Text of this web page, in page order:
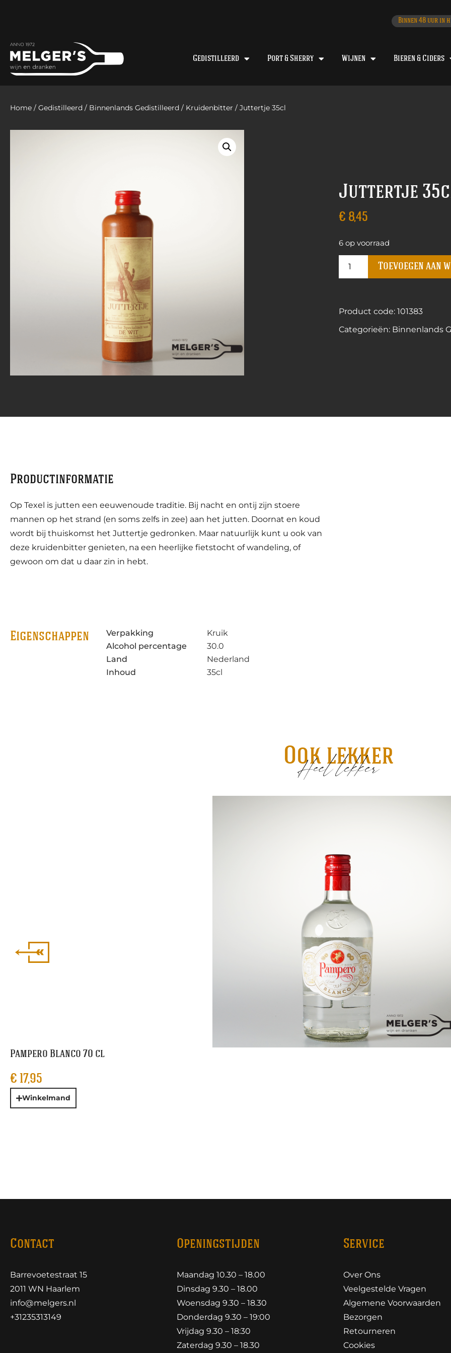
Binnen 48 uur in
Gedistilleerd Port & Sherry Wijnen Bieren & Ciders
Home / Gedistilleerd / Binnenlands Gedistilleerd / Kruidenbitter / Juttertje 35cl
Juttertje
€ 8,45
6 op voorraad
Toevoegen aan
Product code: 101383
Categorieën: Binnenlands
Productinformatie
Op Texel is jutten een eeuwenoude traditie. Bij nacht en ontij zijn stoere
mannen op het strand (en soms zelfs in zee) aan het jutten. Doornat en koud
wordt bij thuiskomst het Juttertje gedronken. Maar natuurlijk kunt u ook van
deze kruidenbitter genieten, na een heerlijke fietstocht of wandeling, of
gewoon om dat u daar zin in hebt.
Eigenschappen Verpakking
Kruik
Alcohol percentage
30.0
Land
Nederland
Inhoud
35cl
Ook lekker
Heel lekker
Pampero Blanco 70 cl
€ 17,95
Winkelmand
Contact
Barrevoetestraat 15
2011 WN Haarlem
info@melgers.nl
+31235313149
Openingstijden
Maandag 10.30 – 18.00
Dinsdag 9.30 – 18.00
Woensdag 9.30 – 18.30
Donderdag 9.30 – 19:00
Vrijdag 9.30 – 18:30
Zaterdag 9.30 – 18.30
Service
Over Ons
Veelgestelde Vragen
Algemene Voorwaarden
Bezorgen
Retourneren
Cookies